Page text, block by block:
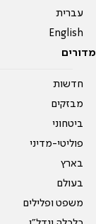
עברית
English
מדורים
חדשות
מבזקים
ביטחוני
פוליטי-מדיני
בארץ
בעולם
משפט ופלילים